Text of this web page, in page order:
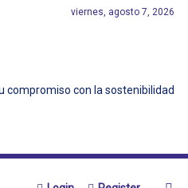
viernes, agosto 7, 2026